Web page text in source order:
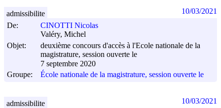
De:
CINOTTI Nicolas
Valéry, Michel
Objet:
deuxième concours d'accès à l'Ecole nationale de la
magistrature, session ouverte le
7 septembre 2020
Groupe:
École nationale de la magistrature, session ouverte le
admissibilite 10/03/2021
admissibilite 10/03/2021